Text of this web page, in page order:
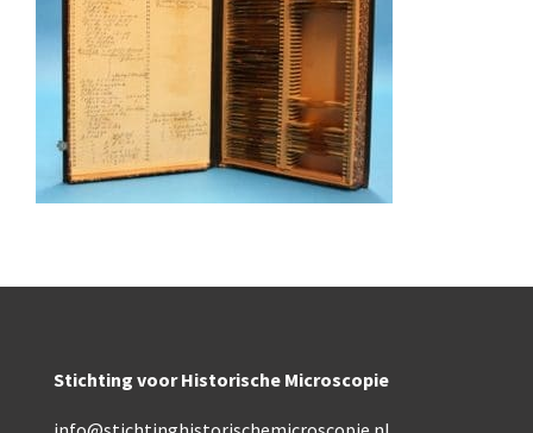
Makers
Images
Culpeper (ca. 1735)
Cuff (ca. 1745)
volgens Culpeper (1750-1780)
Nachet, ‘grand modèle’ (1856-1862)
Stichting voor Historische Microscopie